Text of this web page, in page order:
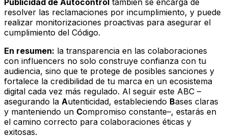
Publicidad de Autocontrol también se encarga de
resolver las reclamaciones por incumplimiento, y puede
realizar monitorizaciones proactivas para asegurar el
cumplimiento del Código.
En resumen: la transparencia en las colaboraciones
con influencers no solo construye confianza con tu
audiencia, sino que te protege de posibles sanciones y
fortalece la credibilidad de tu marca en un ecosistema
digital cada vez más regulado. Al seguir este ABC –
asegurando la Autenticidad, estableciendo Bases claras
y manteniendo un Compromiso constante–, estarás en
el camino correcto para colaboraciones éticas y
exitosas.